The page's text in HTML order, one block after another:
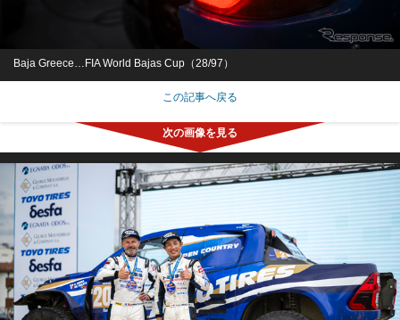
Baja Greece…FIA World Bajas Cup（28/97）
この記事へ戻る